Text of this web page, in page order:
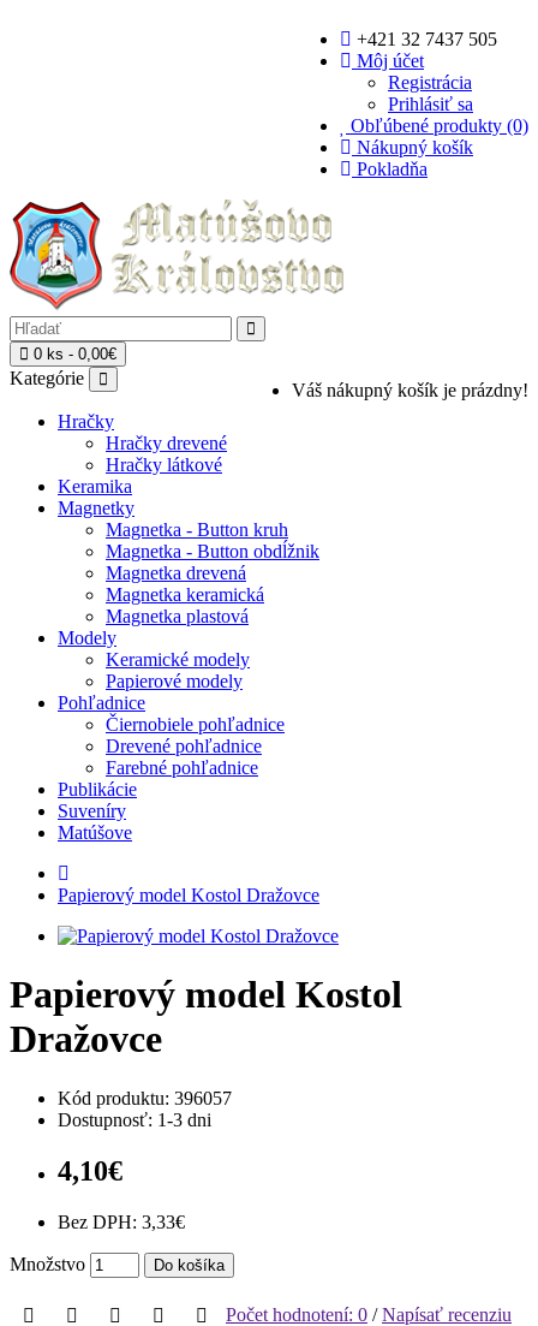
+421 32 7437 505
Môj účet
Registrácia
Prihlásiť sa
Obľúbené produkty (0)
Nákupný košík
Pokladňa
0 ks - 0,00€
Váš nákupný košík je prázdny!
Kategórie
Hračky
Hračky drevené
Hračky látkové
Keramika
Magnetky
Magnetka - Button kruh
Magnetka - Button obdĺžnik
Magnetka drevená
Magnetka keramická
Magnetka plastová
Modely
Keramické modely
Papierové modely
Pohľadnice
Čiernobiele pohľadnice
Drevené pohľadnice
Farebné pohľadnice
Publikácie
Suveníry
Matúšove
Papierový model Kostol Dražovce
Papierový model Kostol
Dražovce
Kód produktu: 396057
Dostupnosť: 1-3 dni
4,10€
Bez DPH: 3,33€
Množstvo Do košíka
Počet hodnotení: 0 /Napísať recenziu